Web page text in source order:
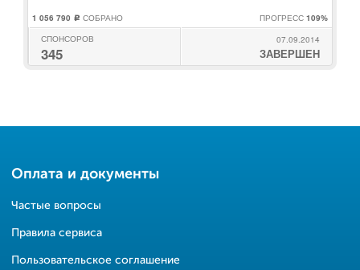
1 056 790 c СОБРАНО ПРОГРЕСС 109%
СПОНСОРОВ
345
07.09.2014
ЗАВЕРШЕН
Оплата и документы
Частые вопросы
Правила сервиса
Пользовательское соглашение